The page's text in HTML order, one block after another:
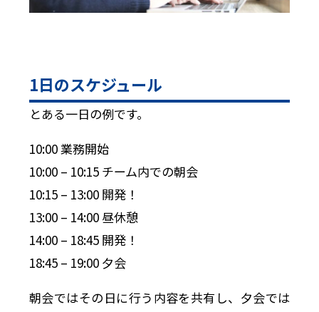
1日のスケジュール
とある一日の例です。
10:00 業務開始
10:00 – 10:15 チーム内での朝会
10:15 – 13:00 開発！
13:00 – 14:00 昼休憩
14:00 – 18:45 開発！
18:45 – 19:00 夕会
朝会ではその日に行う内容を共有し、夕会では